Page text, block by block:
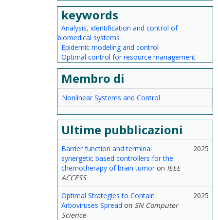
keywords
Analysis, identification and control of
biomedical systems
Epidemic modeling and control
Optimal control for resource management
Membro di
Nonlinear Systems and Control
Ultime pubblicazioni
Barrier function and terminal
synergetic based controllers for the
chemotherapy of brain tumoron IEEE
ACCESS
2025
Optimal Strategies to Contain
Arboviruses Spread on SN Computer
Science
2025